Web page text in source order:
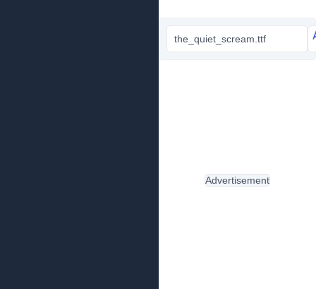
the_quiet_scream.ttf
Advertisement